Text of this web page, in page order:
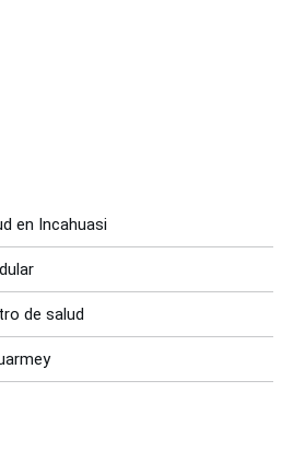
en Incahuasi
de salud